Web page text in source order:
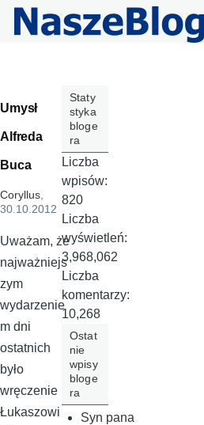
Przejdź do treści
Umysł
Alfreda
Buca
Coryllus,
30.10.2012
Uważam, że
najważniejs
zym
wydarzenie
m dni
ostatnich
było
wręczenie
Łukaszowi
Staty
styka
bloge
ra
Liczba
wpisów:
820
Liczba
wyświetleń:
3,968,062
Liczba
komentarzy:
10,268
Ostat
nie
wpisy
bloge
ra
Syn pana